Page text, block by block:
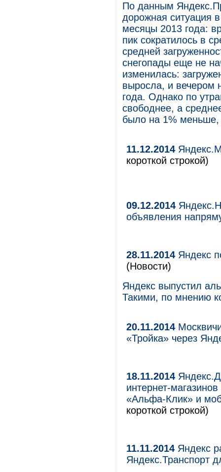
По данным
дорожная ситуация
месяцы 2013 года:
пик сократилось в
средней
снегопады еще не
изменилась:
выросла, и вечером
года. Однако по
свободнее, а
было на 1% меньше,
11.12.2014
короткой строкой)
09.12.2014
объявления
28.11.2014 Яндекс
(Новости)
Яндекс выпустил
Такими, по мнению
20.11.2014
«Тройка» через
18.11.2014
интернет-
«Альфа-Клик» и
короткой строкой)
11.11.2014 Яндекс
Яндекс.Транспорт